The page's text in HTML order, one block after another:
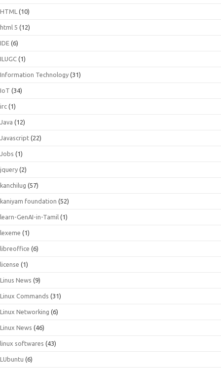
HTML (10)
html 5 (12)
IDE (6)
ILUGC (1)
Information Technology (31)
IoT (34)
irc (1)
Java (12)
Javascript (22)
Jobs (1)
jquery (2)
kanchilug (57)
kaniyam foundation (52)
learn-GenAI-in-Tamil (1)
lexeme (1)
libreoffice (6)
license (1)
Linus News (9)
Linux Commands (31)
Linux Networking (6)
Linux News (46)
linux softwares (43)
LUbuntu (6)